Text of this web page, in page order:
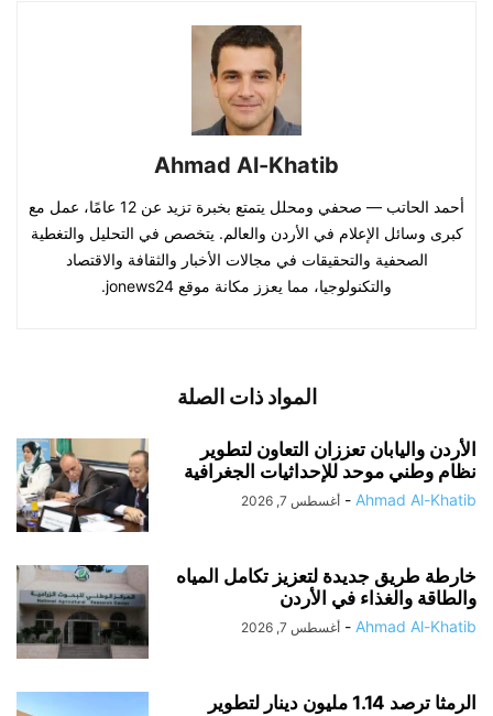
Ahmad Al-Khatib
أحمد الحاتب — صحفي ومحلل يتمتع بخبرة تزيد عن 12 عامًا، عمل مع
كبرى وسائل الإعلام في الأردن والعالم. يتخصص في التحليل والتغطية
الصحفية والتحقيقات في مجالات الأخبار والثقافة والاقتصاد
والتكنولوجيا، مما يعزز مكانة موقع jonews24.
المواد ذات الصلة
الأردن واليابان تعززان التعاون لتطوير
نظام وطني موحد للإحداثيات الجغرافية
Ahmad Al-Khatib
- أغسطس 7, 2026
خارطة طريق جديدة لتعزيز تكامل المياه
والطاقة والغذاء في الأردن
Ahmad Al-Khatib
- أغسطس 7, 2026
الرمثا ترصد 1.14 مليون دينار لتطوير